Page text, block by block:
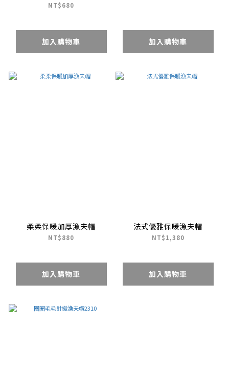
NT$680
加入購物車 加入購物車
柔柔保暖加厚漁夫帽
NT$880
加入購物車
法式優雅保暖漁夫帽
NT$1,380
加入購物車